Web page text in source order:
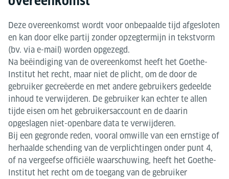
Deze overeenkomst wordt voor onbepaalde tijd afgesloten
en kan door elke partij zonder opzegtermijn in tekstvorm
(bv. via e-mail) worden opgezegd.
Na beëindiging van de overeenkomst heeft het Goethe-
Institut het recht, maar niet de plicht, om de door de
gebruiker gecreëerde en met andere gebruikers gedeelde
inhoud te verwijderen. De gebruiker kan echter te allen
tijde eisen om het gebruikersaccount en de daarin
opgeslagen niet-openbare data te verwijderen.
Bij een gegronde reden, vooral omwille van een ernstige of
herhaalde schending van de verplichtingen onder punt 4,
of na vergeefse officiële waarschuwing, heeft het Goethe-
Institut het recht om de toegang van de gebruiker